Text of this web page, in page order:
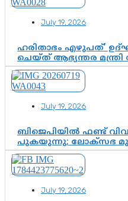
July 19, 2026
ഹരിതാഭം എഴുപത്’
ചെയ്ത് ആഭ്യന്തര മന്ത്രി
ചെന്നിത്തല; ആർ.
സപ്തതി
പ്രൗഢമായ തുടക്കം
July 19, 2026
ബിജെപിയിൽ ഫണ്ട്
പുകയുന്നു; ലോക്സഭ
നിയമസഭ വരെ 140
ഫണ്ട് വിനിയോഗം
പരിശോധിക്കുമോ?
ഘടകത്തോട് അതൃപ്തി
July 19, 2026